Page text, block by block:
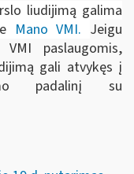
liudijimą galima
Mano VMI. Jeigu
paslaugomis,
gali atvykęs į
padalinį su